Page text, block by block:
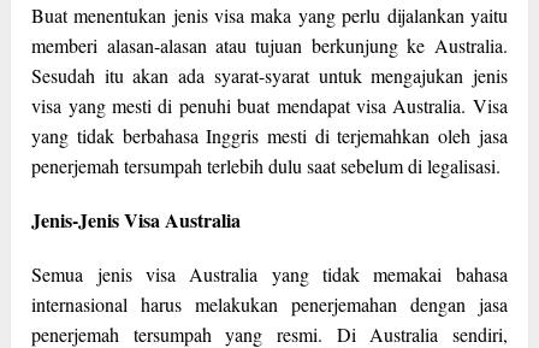
Buat menentukan jenis visa maka yang perlu dijalankan yaitu
memberi alasan-alasan atau tujuan berkunjung ke Australia.
Sesudah itu akan ada syarat-syarat untuk mengajukan jenis
visa yang mesti di penuhi buat mendapat visa Australia. Visa
yang tidak berbahasa Inggris mesti di terjemahkan oleh jasa
penerjemah tersumpah terlebih dulu saat sebelum di legalisasi.
Jenis-Jenis Visa Australia
Semua jenis visa Australia yang tidak memakai bahasa
internasional harus melakukan penerjemahan dengan jasa
penerjemah tersumpah yang resmi. Di Australia sendiri,